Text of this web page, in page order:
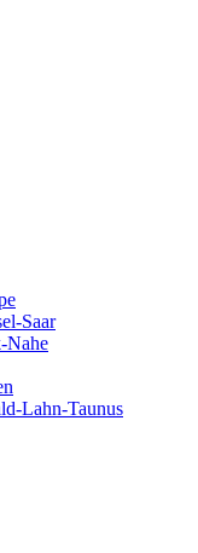
Saar
Nahe
Lahn-Taunus